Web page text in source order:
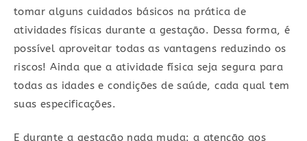
tomar alguns cuidados básicos na prática de
atividades físicas durante a gestação. Dessa forma, é
possível aproveitar todas as vantagens reduzindo os
riscos! Ainda que a atividade física seja segura para
todas as idades e condições de saúde, cada qual tem
suas especificações.
E durante a gestação nada muda: a atenção aos